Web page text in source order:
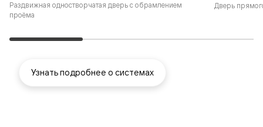
Раздвижная одностворчатая дверь с обрамлением
проёма
Дверь
Узнать подробнее о системах